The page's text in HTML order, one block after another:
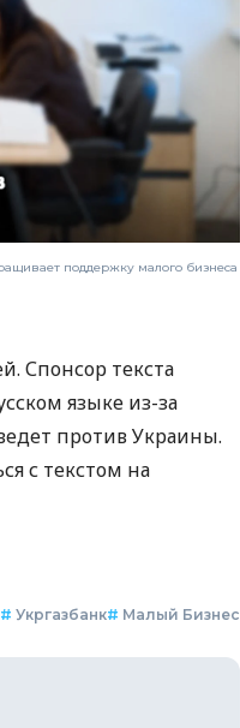
поддержку малого бизнеса
Спонсор текста
языке из-за
против Украины.
с текстом на
# Укргазбанк# Малый Бизнес